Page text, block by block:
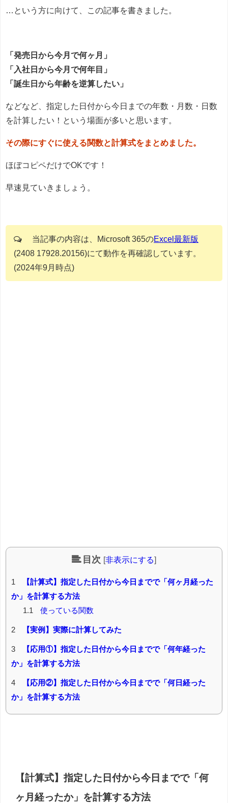
…という方に向けて、この記事を書きました。
「発売日から今月で何ヶ月」
「入社日から今月で何年目」
「誕生日から年齢を逆算したい」
などなど、指定した日付から今日までの年数・月数・日数
を計算したい！という場面が多いと思います。
その際にすぐに使える関数と計算式をまとめました。
ほぼコピペだけでOKです！
早速見ていきましょう。
当記事の内容は、Microsoft 365のExcel最新版
(2408 17928.20156)にて動作を再確認しています。
(2024年9月時点)
目次 [非表示にする]
1
【計算式】指定した日付から今日までで「何ヶ月経った
か」を計算する方法
1.1
使っている関数
2 【実例】実際に計算してみた
3
【応用①】指定した日付から今日までで「何年経った
か」を計算する方法
4
【応用②】指定した日付から今日までで「何日経った
か」を計算する方法
【計算式】指定した日付から今日までで「何
ヶ月経ったか」を計算する方法